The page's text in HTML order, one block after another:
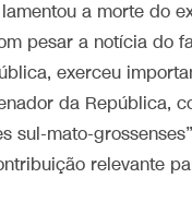
a morte do
pesar a notícia do
exerceu
da República,
mato-
relevante